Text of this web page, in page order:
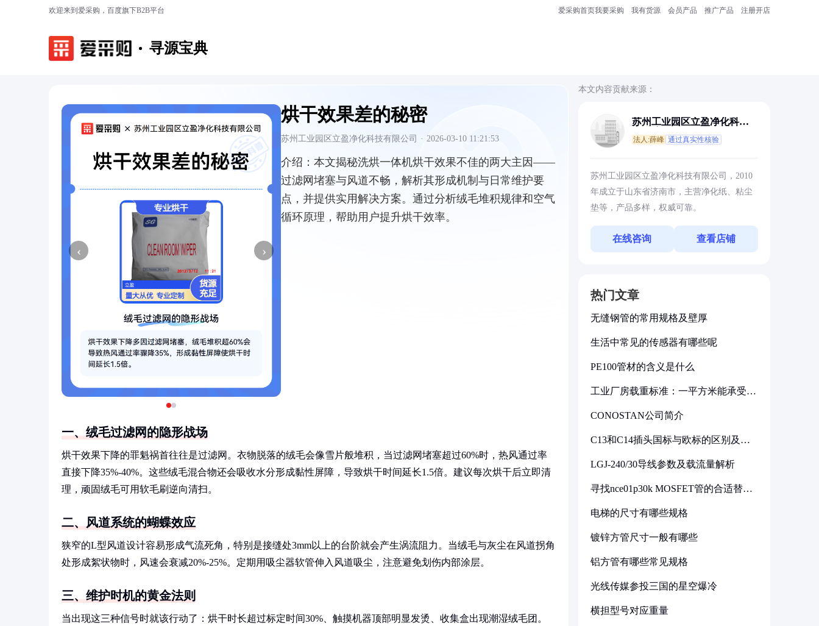
欢迎来到爱采购，百度旗下B2B平台 爱采购首页我要采购 我有货源 会员产品 推广产品 注册开店
寻源宝典
‹ ›
烘干效果差的秘密
苏州工业园区立盈净化科技有限公司 · 2026-03-10 11:21:53
介绍： 本文揭秘洗烘一体机烘干效果不佳的两大主因——
过滤网堵塞与风道不畅，解析其形成机制与日常维护要
点，并提供实用解决方案。通过分析绒毛堆积规律和空气
循环原理，帮助用户提升烘干效率。
一、绒毛过滤网的隐形战场
烘干效果下降的罪魁祸首往往是过滤网。衣物脱落的绒毛会像雪片般堆积，当过滤网堵塞超过60%时，热风通过率
直接下降35%-40%。这些绒毛混合物还会吸收水分形成黏性屏障，导致烘干时间延长1.5倍。建议每次烘干后立即清
理，顽固绒毛可用软毛刷逆向清扫。
二、风道系统的蝴蝶效应
狭窄的L型风道设计容易形成气流死角，特别是接缝处3mm以上的台阶就会产生涡流阻力。当绒毛与灰尘在风道拐角
处形成絮状物时，风速会衰减20%-25%。定期用吸尘器软管伸入风道吸尘，注意避免划伤内部涂层。
三、维护时机的黄金法则
当出现这三种信号时就该行动了：烘干时长超过标定时间30%、触摸机器顶部明显发烫、收集盒出现潮湿绒毛团。
本文内容贡献来源：
苏州工业园区立盈净化科技
法人:薛峰 通过真实性核验
苏州工业园区立盈净化科技有限公司，2010
年成立于山东省济南市，主营净化纸、粘尘
垫等，产品多样，权威可靠。
在线咨询 查看店铺
热门文章
无缝钢管的常用规格及壁厚
生活中常见的传感器有哪些呢
PE100管材的含义是什么
工业厂房载重标准：一平方米能承受多
CONOSTAN公司简介
C13和C14插头国标与欧标的区别及其
LGJ-240/30导线参数及载流量解析
寻找nce01p30k MOSFET管的合适替代
电梯的尺寸有哪些规格
镀锌方管尺寸一般有哪些
铝方管有哪些常见规格
光线传媒参投三国的星空爆冷
横担型号对应重量